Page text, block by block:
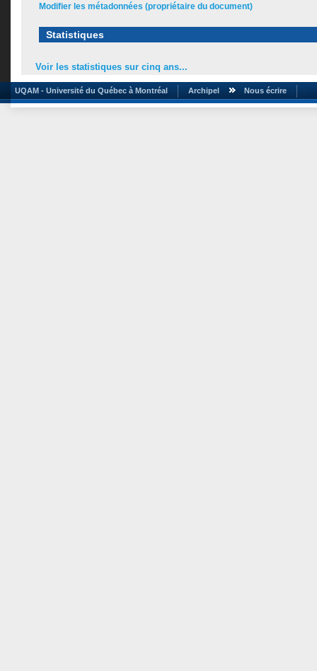
Modifier les métadonnées (propriétaire du document)
Statistiques
Voir les statistiques sur cinq ans...
UQAM - Université du Québec à Montréal Archipel Nous écrire